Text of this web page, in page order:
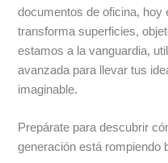
documentos de oficina, hoy
transforma superficies,
estamos a la vanguardia,
avanzada para llevar tus
imaginable.
Prepárate para descubrir
generación está rompiendo